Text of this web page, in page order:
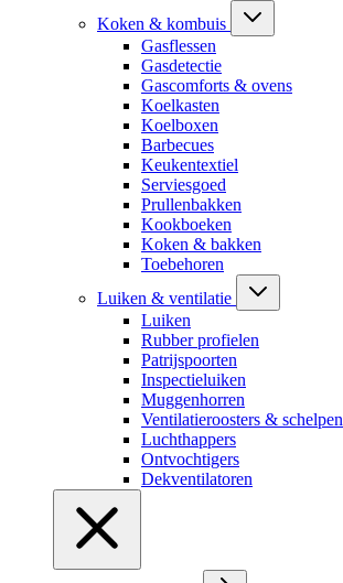
Koken & kombuis
Gasflessen
Gasdetectie
Gascomforts & ovens
Koelkasten
Koelboxen
Barbecues
Keukentextiel
Serviesgoed
Prullenbakken
Kookboeken
Koken & bakken
Toebehoren
Luiken & ventilatie
Luiken
Rubber profielen
Patrijspoorten
Inspectieluiken
Muggenhorren
Ventilatieroosters & schelpen
Luchthappers
Ontvochtigers
Dekventilatoren